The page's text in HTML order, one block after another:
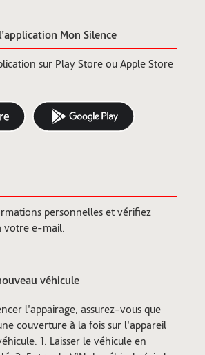
Mon Silence
sur Play Store ou Apple Store
personnelles et vérifiez
votre e-mail.
véhicule
l'appairage, assurez-vous que
couverture à la fois sur l'appareil
1. Laisser le véhicule en